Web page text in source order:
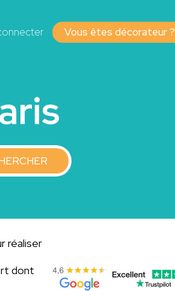
Vous êtes décorateur ?
réaliser
dont